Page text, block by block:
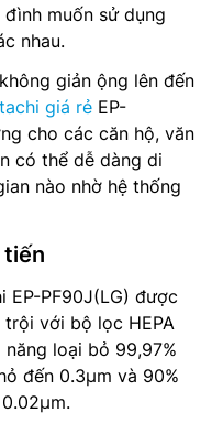
muốn sử dụng
nhau.
giản ộng lên đến
giá rẻ EP-
cho các căn hộ, văn
có thể dễ dàng di
nào nhờ hệ thống
tiến
EP-PF90J(LG) được
với bộ lọc HEPA
loại bỏ 99,97%
đến 0.3µm và 90%